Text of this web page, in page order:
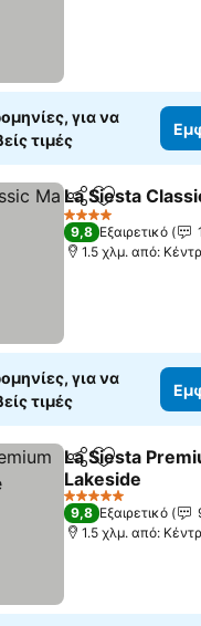
για να
τιμές
Κοινοποίηση
Προσθήκη
La Siesta
4 Αστέρια
9,8 Εξαιρετικό
1.5 χλμ. από:
για να
τιμές
Κοινοποίηση
Προσθήκη
La Siesta
Lakeside
5 Αστέρια
9,8 Εξαιρετικό
1.5 χλμ. από: